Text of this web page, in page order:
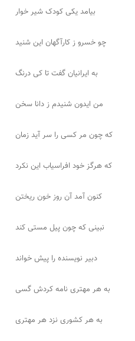
بیامد یکی کودک شیر خوار
چو خسرو ز کارآگهان این شنید
به ایرانیان گفت تا کی درنگ
من ایدون شنیدم ز دانا سخن
که چون مر کسی را سر آید زمان
که هرگز خود افراسیاب این نکرد
کنون آمد آن روز خون ریختن
نبینی که چون پیل مستی کند
دبیر نویسنده را پیش خواند
به هر مهتری نامه کردش گسی
به هر کشوری نزد هر مهتری